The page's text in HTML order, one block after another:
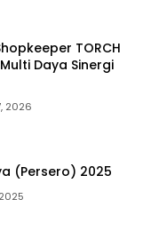
TORCH
Daya Sinergi
2026
(Persero) 2025